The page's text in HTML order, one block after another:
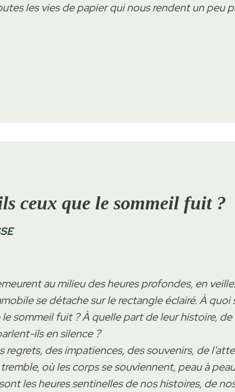
les vies de papier qui nous rendent un peu
ceux que le sommeil fuit ?
au milieu des heures profondes, en
se détache sur le rectangle éclairé. À
sommeil fuit ? À quelle part de leur histoire, de
ils en silence ?
regrets, des impatiences, des souvenirs, de
où les corps se souviennent, peau à
les heures sentinelles de nos histoires, de